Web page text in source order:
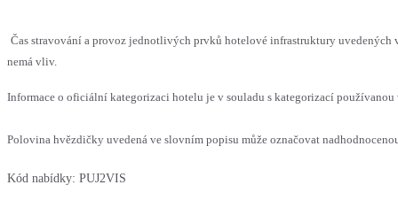
Čas stravování a provoz jednotlivých prvků hotelové infrastruktury uvedených
nemá vliv.
Informace o oficiální kategorizaci hotelu je v souladu s kategorizací
Polovina hvězdičky uvedená ve slovním popisu může označovat
Kód nabídky: PUJ2VIS